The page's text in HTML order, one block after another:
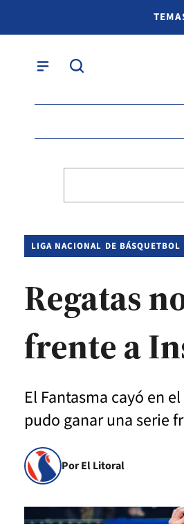
LIGA NACIONAL DE BÁSQUETBOL
Regatas
frente a
El Fantasma cayó en
pudo ganar una serie
Por El Litoral